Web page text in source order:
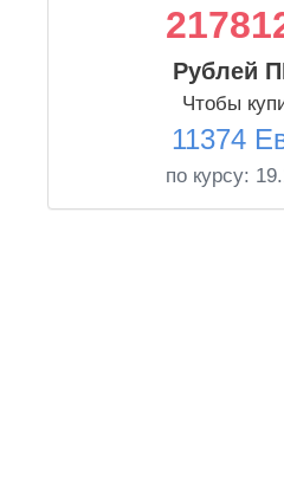
Рублей
Чтобы
11374
по курсу: